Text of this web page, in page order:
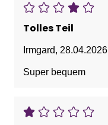
Tolles Teil
Irmgard, 28.04.2026
Super bequem